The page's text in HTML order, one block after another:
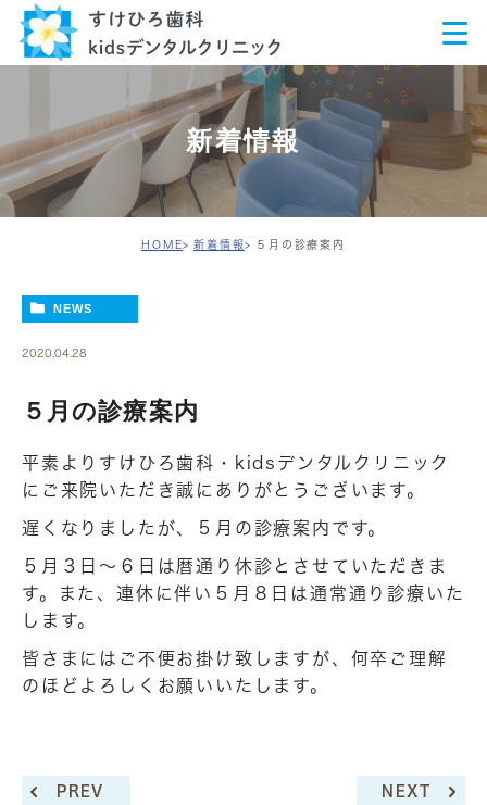
新着情報
HOME 新着情報 ５月の診療案内
NEWS
2020.04.28
５月の診療案内
平素よりすけひろ歯科・kidsデンタルクリニック
にご来院いただき誠にありがとうございます。
遅くなりましたが、５月の診療案内です。
５月３日～６日は暦通り休診とさせていただきま
す。また、連休に伴い５月８日は通常通り診療いた
します。
皆さまにはご不便お掛け致しますが、何卒ご理解
のほどよろしくお願いいたします。
PREV NEXT